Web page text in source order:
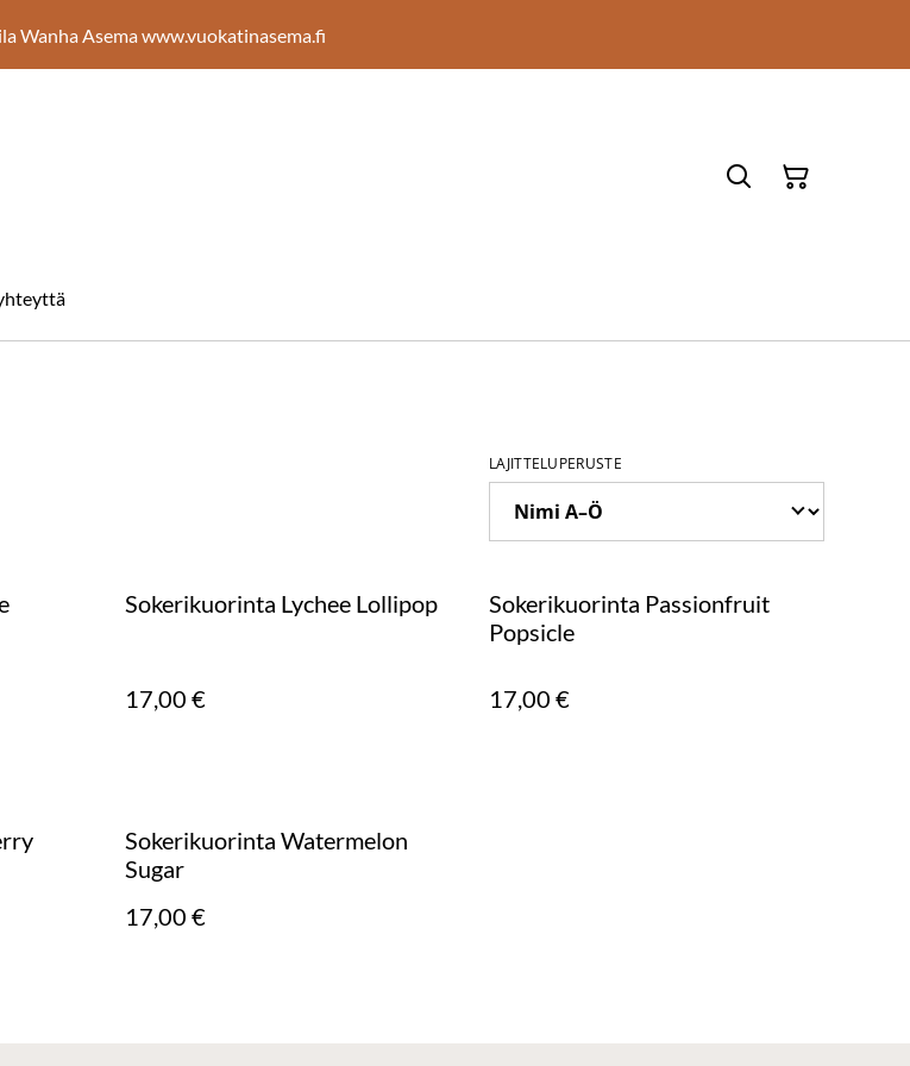
Wanha Asema www.vuokatinasema.fi
LAJITTELUPERUSTE
Sokerikuorinta Lychee Lollipop
17,00 €
Sokerikuorinta Passionfruit
Popsicle
17,00 €
Sokerikuorinta Watermelon
Sugar
17,00 €